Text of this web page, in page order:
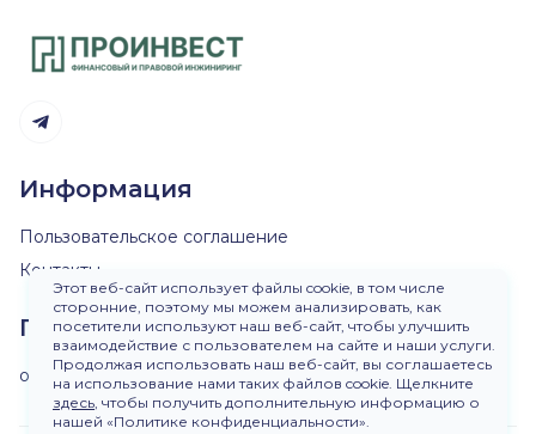
Этот веб-сайт использует файлы cookie, в том числе
сторонние, поэтому мы можем анализировать, как
посетители используют наш веб-сайт, чтобы улучшить
взаимодействие с пользователем на сайте и наши услуги.
Продолжая использовать наш веб-сайт, вы соглашаетесь
на использование нами таких файлов cookie. Щелкните
здесь, чтобы получить дополнительную информацию о
нашей «Политике конфиденциальности».
Telegram канал
Информация
Пользовательское соглашение
Контакты
Пишите нам
ok@dirinvest.ru